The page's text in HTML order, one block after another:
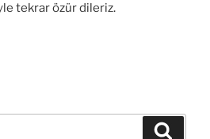
tekrar özür dileriz.